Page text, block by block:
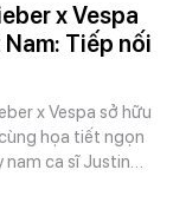
x Vespa
Tiếp nối
x Vespa sở hữu
họa tiết ngọn
nam ca sĩ Justin…